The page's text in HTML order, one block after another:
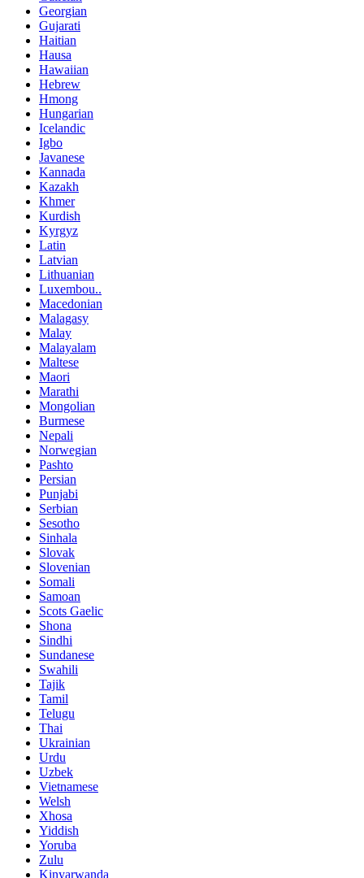
Georgian
Gujarati
Haitian
Hausa
Hawaiian
Hebrew
Hmong
Hungarian
Icelandic
Igbo
Javanese
Kannada
Kazakh
Khmer
Kurdish
Kyrgyz
Latin
Latvian
Lithuanian
Luxembou..
Macedonian
Malagasy
Malay
Malayalam
Maltese
Maori
Marathi
Mongolian
Burmese
Nepali
Norwegian
Pashto
Persian
Punjabi
Serbian
Sesotho
Sinhala
Slovak
Slovenian
Somali
Samoan
Scots Gaelic
Shona
Sindhi
Sundanese
Swahili
Tajik
Tamil
Telugu
Thai
Ukrainian
Urdu
Uzbek
Vietnamese
Welsh
Xhosa
Yiddish
Yoruba
Zulu
Kinyarwanda